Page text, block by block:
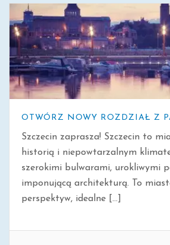
OTWÓRZ NOWY ROZDZIAŁ Z
Szczecin zaprasza! Szczecin to
historią i niepowtarzalnym
szerokimi bulwarami, urokliwymi
imponującą architekturą. To
perspektyw, idealne [...]